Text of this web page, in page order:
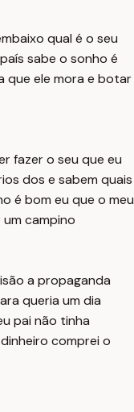
qual é o seu
sabe o sonho é
que ele mora e botar
fazer o seu que eu
dos e sabem quais
é bom eu que o meu
campino
a propaganda
queria um dia
pai não tinha
comprei o